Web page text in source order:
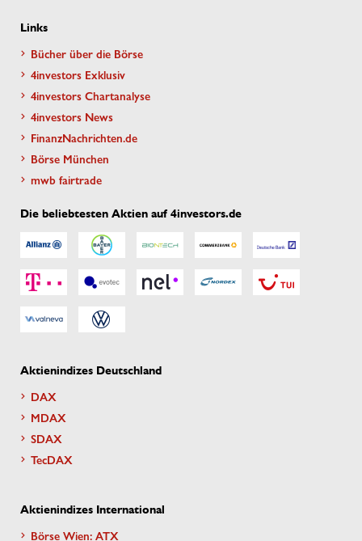
Links
Bücher über die Börse
4investors Exklusiv
4investors Chartanalyse
4investors News
FinanzNachrichten.de
Börse München
mwb fairtrade
Die beliebtesten Aktien auf 4investors.de
Aktienindizes Deutschland
DAX
MDAX
SDAX
TecDAX
Aktienindizes International
Börse Wien: ATX